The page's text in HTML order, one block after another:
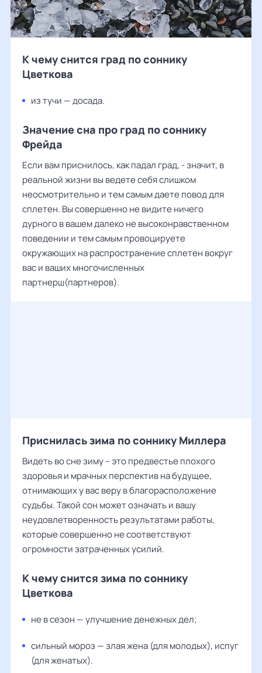
К чему снится град по соннику
Цветкова
из тучи — досада.
Значение сна про град по соннику
Фрейда
Если вам приснилось, как падал град, - значит, в
реальной жизни вы ведете себя слишком
неосмотрительно и тем самым даете повод для
сплетен. Вы совершенно не видите ничего
дурного в вашем далеко не высоконравственном
поведении и тем самым провоцируете
окружающих на распространение сплетен вокруг
вас и ваших многочисленных
партнерш(партнеров).
Приснилась зима по соннику Миллера
Видеть во сне зиму – это предвестье плохого
здоровья и мрачных перспектив на будущее,
отнимающих у вас веру в благорасположение
судьбы. Такой сон может означать и вашу
неудовлетворенность результатами работы,
которые совершенно не соответствуют
огромности затраченных усилий.
К чему снится зима по соннику
Цветкова
не в сезон — улучшение денежных дел;
сильный мороз — злая жена (для молодых), испуг
(для женатых).